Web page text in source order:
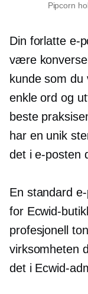
Pipcorn
Din forlatte e-
være
kunde som du
enkle ord og
beste
har en unik
det i e-posten
En standard
for Ecwid-
profesjonell
virksomheten
det i Ecwid-